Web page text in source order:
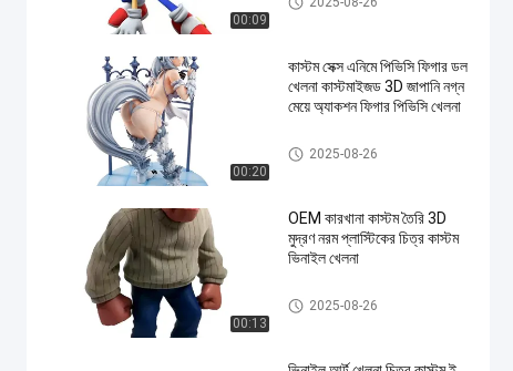
00:09
ফিগুর/ভিনাইল খেলনা
00:20
কাস্টম সেক্স এনিমে পিভিসি ফিগার ডল
খেলনা কাস্টমাইজড 3D জাপানি নগ্ন
মেয়ে অ্যাকশন ফিগার পিভিসি খেলনা
কাস্টম ভিনাইল পুতুল/রোটো কাস্টিং/ভিনাইল
ফিগুর/ভিনাইল খেলনা
2025-08-26
00:13
OEM কারখানা কাস্টম তৈরি 3D
মুদ্রণ নরম প্লাস্টিকের চিত্র কাস্টম
ভিনাইল খেলনা
কাস্টম ভিনাইল পুতুল/রোটো কাস্টিং/ভিনাইল
ফিগুর/ভিনাইল খেলনা
2025-08-26